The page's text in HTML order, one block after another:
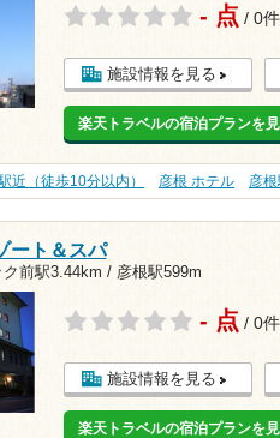
- 点 / 0件
施設情報を見る
楽天トラベルの宿泊プランを
近（徒歩10分以内） 彦根 ホテル 彦根
ート＆スパ
ク前駅3.44km / 彦根駅599m
- 点 / 0件
施設情報を見る
楽天トラベルの宿泊プランを